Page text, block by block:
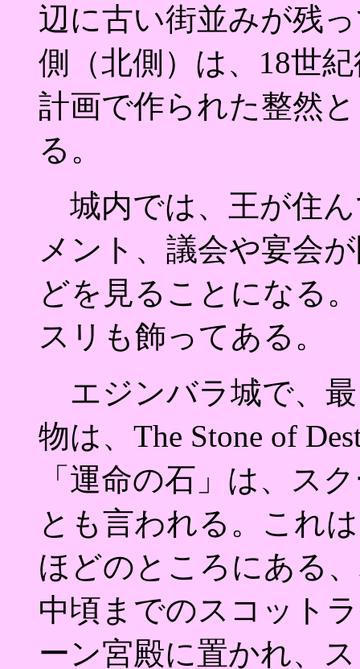
辺に古い街並みが残
側（北側）は、18世
計画で作られた整然
る。
城内では、王が住
メント、議会や宴会
どを見ることになる
スリも飾ってある。
エジンバラ城で、
物は、The Stone of
「運命の石」は、ス
とも言われる。これ
ほどのところにある
中頃までのスコット
ーン宮殿に置かれ、